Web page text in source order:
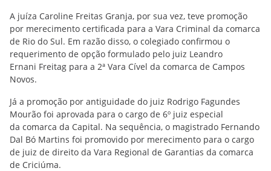
A juíza Caroline Freitas Granja, por sua vez, teve promoção
por merecimento certificada para a Vara Criminal da comarca
de Rio do Sul. Em razão disso, o colegiado confirmou o
requerimento de opção formulado pelo juiz Leandro
Ernani Freitag para a 2ª Vara Cível da comarca de Campos
Novos.
Já a promoção por antiguidade do juiz Rodrigo Fagundes
Mourão foi aprovada para o cargo de 6º juiz especial
da comarca da Capital. Na sequência, o magistrado Fernando
Dal Bó Martins foi promovido por merecimento para o cargo
de juiz de direito da Vara Regional de Garantias da comarca
de Criciúma.